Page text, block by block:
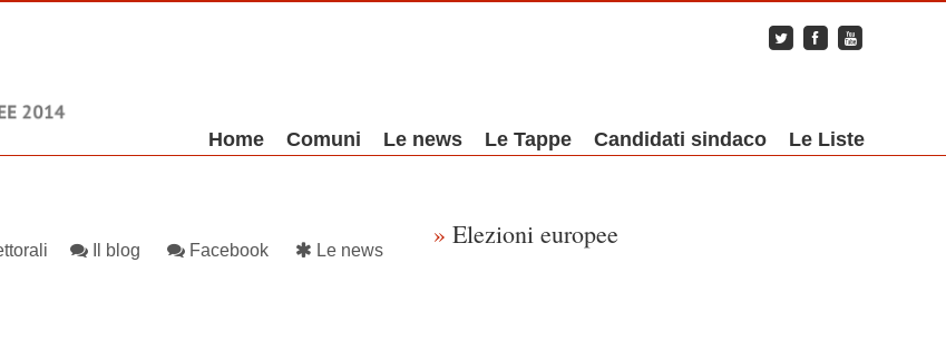
Menu
Skip to content
Home Comuni Le news Le Tappe Candidati sindaco Le Liste
Il blog Facebook
Le news
» Elezioni europee